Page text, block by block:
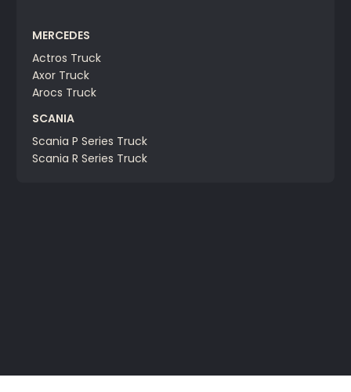
MERCEDES
Actros Truck
Axor Truck
Arocs Truck
SCANIA
Scania P Series Truck
Scania R Series Truck